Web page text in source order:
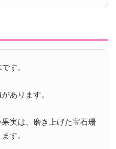
す。
あります。
実は、磨き上げた宝石珊
す。